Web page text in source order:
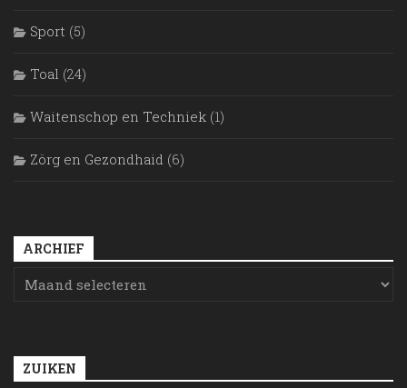
Sport (5)
Toal (24)
Waitenschop en Techniek (1)
Zörg en Gezondhaid (6)
ARCHIEF
ZUIKEN